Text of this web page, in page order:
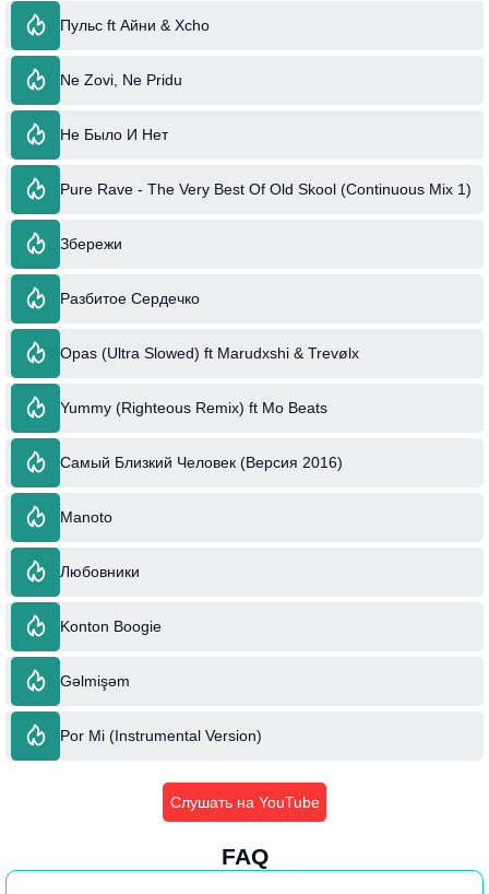
Пульс ft Айни & Xcho
Ne Zovi, Ne Pridu
Не Было И Нет
Pure Rave - The Very Best Of Old Skool (Continuous Mix 1)
Збережи
Разбитое Сердечко
Opas (Ultra Slowed) ft Marudxshi & Trevølx
Yummy (Righteous Remix) ft Mo Beats
Самый Близкий Человек (Версия 2016)
Manoto
Любовники
Konton Boogie
Gəlmişəm
Por Mi (Instrumental Version)
Слушать на YouTube
FAQ